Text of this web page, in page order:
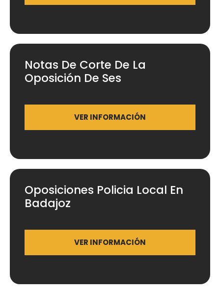
Notas De Corte De La
Oposición De Ses
VER INFORMACIÓN
Oposiciones Policia Local En
Badajoz
VER INFORMACIÓN